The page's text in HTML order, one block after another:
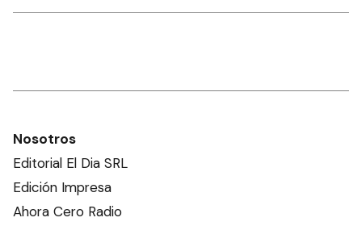
Nosotros
Editorial El Dia SRL
Edición Impresa
Ahora Cero Radio